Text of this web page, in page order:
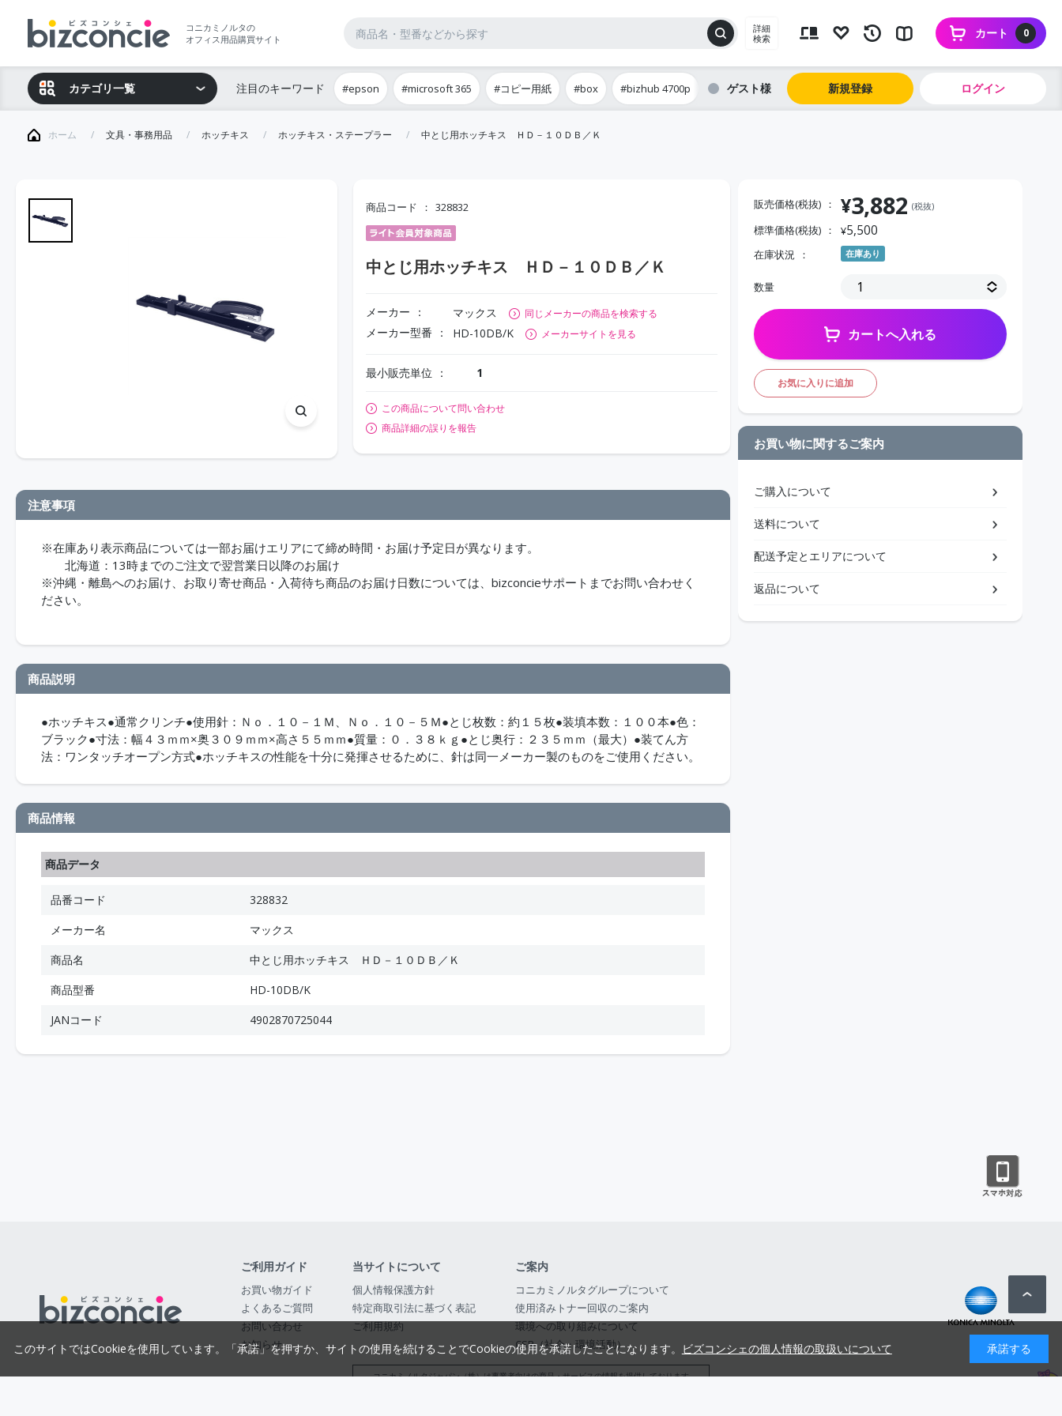
コニカミノルタの
オフィス用品購買サイト
詳細
検索
0
カート
カテゴリ一覧 注目のキーワード #epson #microsoft 365 #コピー用紙 #box #bizhub 4700p ゲスト 新規登録 ログイン
ホーム 文具・事務用品 ホッチキス ホッチキス・ステープラー 中とじ用ホッチキス ＨＤ－１０ＤＢ／Ｋ
商品コード 328832
中とじ用ホッチキス ＨＤ－１０ＤＢ／Ｋ
メーカー マックス 同じメーカーの商品を検索する
メーカー型番 HD-10DB/K メーカーサイトを見る
最小販売単位 1
この商品について問い合わせ
商品詳細の誤りを報告
注意事項
※在庫あり表示商品については一部お届けエリアにて締め時間・お届け予定日が異なります。
北海道：13時までのご注文で翌営業日以降のお届け
※沖縄・離島へのお届け、お取り寄せ商品・入荷待ち商品のお届け日数については、bizconcieサポートまでお問い合わせく
ださい。
商品説明
●ホッチキス●通常クリンチ●使用針：Ｎｏ．１０－１Ｍ、Ｎｏ．１０－５Ｍ●とじ枚数：約１５枚●装填本数：１００本●色：
ブラック●寸法：幅４３ｍｍ×奥３０９ｍｍ×高さ５５ｍｍ●質量：０．３８ｋｇ●とじ奥行：２３５ｍｍ（最大）●装てん方
法：ワンタッチオープン方式●ホッチキスの性能を十分に発揮させるために、針は同一メーカー製のものをご使用ください。
商品情報
商品データ
品番コード
328832
メーカー名
マックス
商品名
中とじ用ホッチキス ＨＤ－１０ＤＢ／Ｋ
商品型番
HD-10DB/K
JANコード
4902870725044
販売価格(税抜) ¥3,882 (税抜)
標準価格(税抜) ¥5,500
在庫状況 在庫あり
数量
カートへ入れる
お気に入りに追加
お買い物に関するご案内
ご購入について
送料について
配送予定とエリアについて
返品について
ご利用ガイド
お買い物ガイド
よくあるご質問
お問い合わせ
お知らせ
当サイトについて
個人情報保護方針
特定商取引法に基づく表記
ご利用規約
ご案内
コニカミノルタグループについて
使用済みトナー回収のご案内
環境への取り組みについて
CSR（社会・環境活動）
コニカミノルタジャパン（株）は事業者向けの商品・サービスの情報を提供しております
このサイトではCookieを使用しています。「承諾」を押すか、サイトの使用を続けることでCookieの使用を承諾したことになります。 ビズコンシェの個人情報の取扱いについて 承諾する